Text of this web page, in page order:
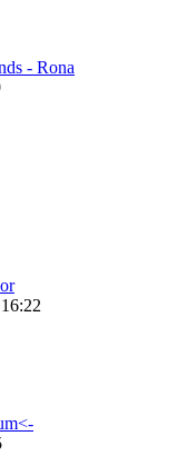
- Rona